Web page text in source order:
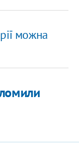
можна